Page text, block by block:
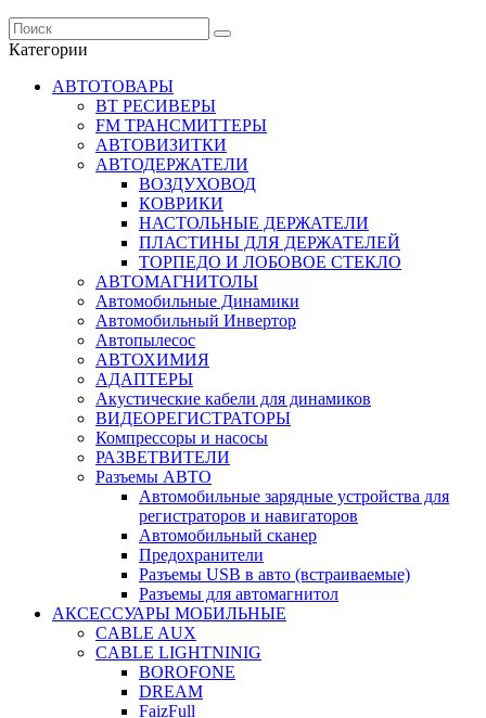
Категории
АВТОТОВАРЫ
BT РЕСИВЕРЫ
FM ТРАНСМИТТЕРЫ
АВТОВИЗИТКИ
АВТОДЕРЖАТЕЛИ
ВОЗДУХОВОД
КОВРИКИ
НАСТОЛЬНЫЕ ДЕРЖАТЕЛИ
ПЛАСТИНЫ ДЛЯ ДЕРЖАТЕЛЕЙ
ТОРПЕДО И ЛОБОВОЕ СТЕКЛО
АВТОМАГНИТОЛЫ
Автомобильные Динамики
Автомобильный Инвертор
Автопылесос
АВТОХИМИЯ
АДАПТЕРЫ
Акустические кабели для динамиков
ВИДЕОРЕГИСТРАТОРЫ
Компрессоры и насосы
РАЗВЕТВИТЕЛИ
Разъемы АВТО
Автомобильные зарядные устройства для
регистраторов и навигаторов
Автомобильный сканер
Предохранители
Разъемы USB в авто (встраиваемые)
Разъемы для автомагнитол
АКСЕССУАРЫ МОБИЛЬНЫЕ
CABLE AUX
CABLE LIGHTNINIG
BOROFONE
DREAM
FaizFull